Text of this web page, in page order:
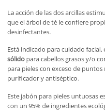
La acción de las dos arcillas
que el árbol de té le confiere
desinfectantes.
Está indicado para cuidado
sólido para cabellos grasos y/o
para pieles con exceso de
purificador y antiséptico.
Este jabón para pieles untuosas
con un 95% de ingredientes